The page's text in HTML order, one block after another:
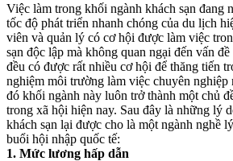
Việc làm trong khối ngành khách sạn đang
tốc độ phát triển nhanh chóng của du lịch
viên và quản lý có cơ hội được làm việc
sạn độc lập mà không quan ngại đến vấn
đều có được rất nhiều cơ hội để thăng tiến
nghiệm môi trường làm việc chuyên nghiệp
đó khối ngành này luôn trở thành một chủ
trong xã hội hiện nay. Sau đây là những lý
khách sạn lại được cho là một ngành nghề
buổi hội nhập quốc tế:
1. Mức lương hấp dẫn